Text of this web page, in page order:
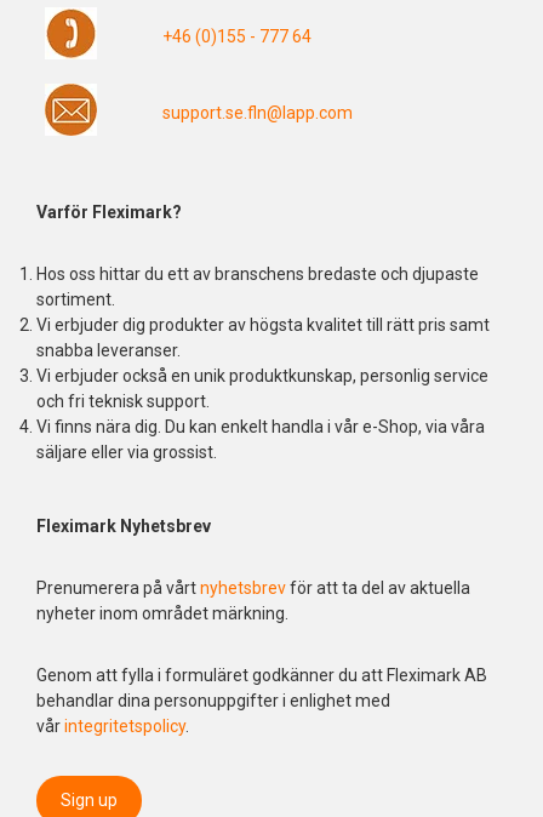
+46 (0)155 - 777 64
support.se.fln@lapp.com
Varför Fleximark?
Hos oss hittar du ett av branschens bredaste och djupaste
sortiment.
Vi erbjuder dig produkter av högsta kvalitet till rätt pris samt
snabba leveranser.
Vi erbjuder också en unik produktkunskap, personlig service
och fri teknisk support.
Vi finns nära dig. Du kan enkelt handla i vår e-Shop, via våra
säljare eller via grossist.
Fleximark Nyhetsbrev
Prenumerera på vårtnyhetsbrevför att ta del av aktuella
nyheter inom området märkning.
Genom att fylla i formuläret godkänner du att Fleximark AB
behandlar dina personuppgifter i enlighet med
vårintegritetspolicy.
Sign up